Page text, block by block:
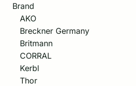
Brand
AKO
Breckner Germany
Britmann
CORRAL
Kerbl
Thor